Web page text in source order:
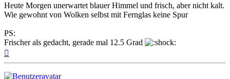
Heute Morgen unerwartet blauer Himmel und frisch, aber nicht kalt.
Wie gewohnt von Wolken selbst mit Fernglas keine Spur
PS:
Frischer als gedacht, gerade mal 12.5 Grad